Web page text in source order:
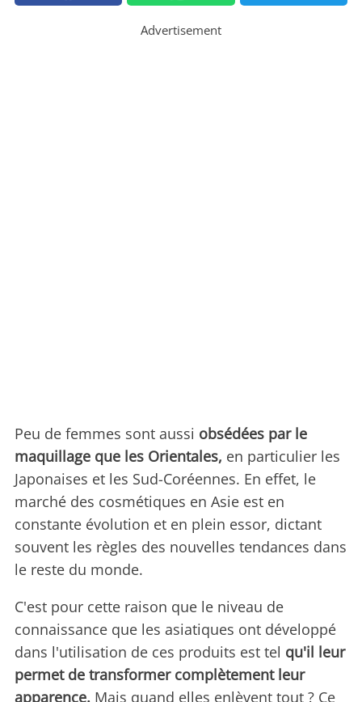
Advertisement
Peu de femmes sont aussi obsédées par le
maquillage que les Orientales, en particulier les
Japonaises et les Sud-Coréennes. En effet, le
marché des cosmétiques en Asie est en
constante évolution et en plein essor, dictant
souvent les règles des nouvelles tendances dans
le reste du monde.
C'est pour cette raison que le niveau de
connaissance que les asiatiques ont développé
dans l'utilisation de ces produits est tel qu'il leur
permet de transformer complètement leur
apparence. Mais quand elles enlèvent tout ? Ce